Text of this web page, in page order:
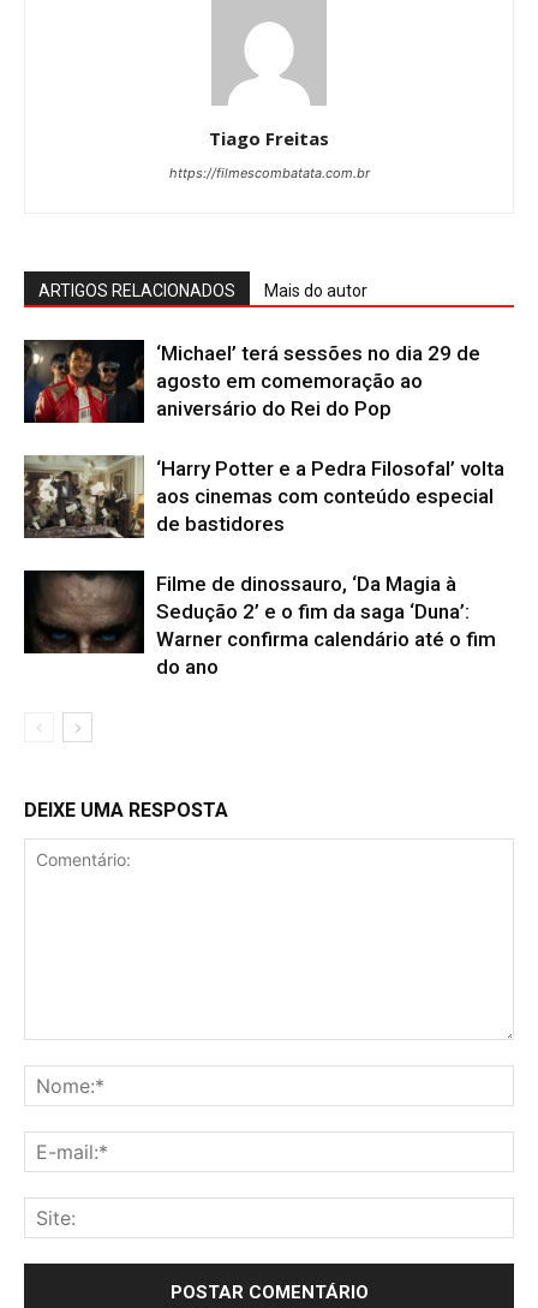
Tiago Freitas
https://filmescombatata.com.br
ARTIGOS RELACIONADOS Mais do autor
‘Michael’ terá sessões no dia 29 de
agosto em comemoração ao
aniversário do Rei do Pop
‘Harry Potter e a Pedra Filosofal’ volta
aos cinemas com conteúdo especial
de bastidores
Filme de dinossauro, ‘Da Magia à
Sedução 2’ e o fim da saga ‘Duna’:
Warner confirma calendário até o fim
do ano
DEIXE UMA RESPOSTA